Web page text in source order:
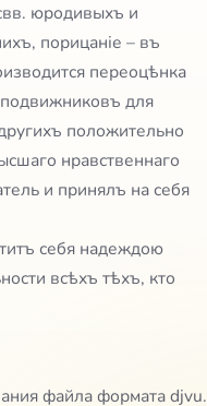
юродивыхъ и
порицаніе – въ
переоцѣнка
для
положительно
нравственнаго
и принялъ на себя
себя надеждою
всѣхъ тѣхъ, кто
файла формата djvu.